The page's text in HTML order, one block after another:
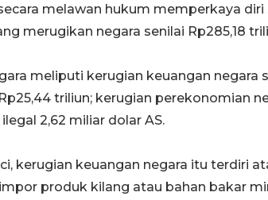
melawan hukum memperkaya diri
merugikan negara senilai Rp285,18
meliputi kerugian keuangan negara
triliun; kerugian perekonomian
2,62 miliar dolar AS.
kerugian keuangan negara itu terdiri
produk kilang atau bahan bakar